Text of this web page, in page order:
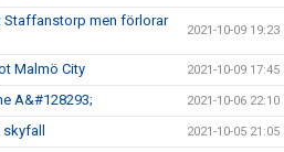
Staffanstorp men förlorar
2021-10-09 19:23
Malmö City 2021-10-09 17:45
A&#128293; 2021-10-06 22:10
2021-10-05 21:05